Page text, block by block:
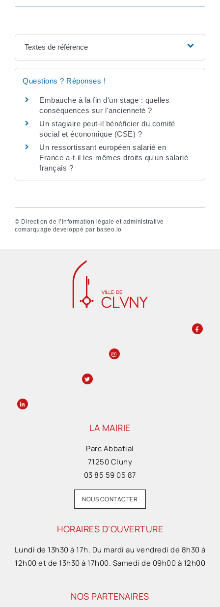
Textes de référence
Questions ? Réponses !
Embauche à la fin d'un stage : quelles
conséquences sur l'ancienneté ?
Un stagiaire peut-il bénéficier du comité
social et économique (CSE) ?
Un ressortissant européen salarié en
France a-t-il les mêmes droits qu'un salarié
français ?
© Direction de l’information légale et administrative
comarquage developpé par baseo.io
LA MAIRIE
Parc Abbatial
71250 Cluny
03 85 59 05 87
NOUS CONTACTER
HORAIRES D'OUVERTURE
Lundi de 13h30 à 17h. Du mardi au vendredi de 8h30 à
12h00 et de 13h30 à 17h00. Samedi de 09h00 à 12h00
NOS PARTENAIRES